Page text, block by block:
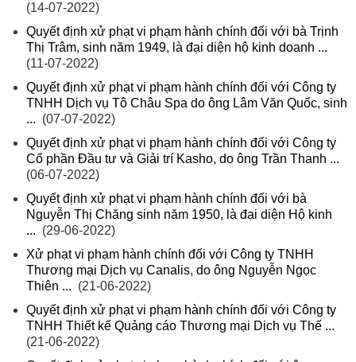
(14-07-2022)
Quyết định xử phạt vi phạm hành chính đối với bà Trịnh
Thị Trâm, sinh năm 1949, là đại diện hộ kinh doanh ...
(11-07-2022)
Quyết định xử phạt vi phạm hành chính đối với Công ty
TNHH Dịch vụ Tô Châu Spa do ông Lâm Văn Quốc, sinh
... (07-07-2022)
Quyết định xử phạt vi phạm hành chính đối với Công ty
Cổ phần Đầu tư và Giải trí Kasho, do ông Trần Thanh ...
(06-07-2022)
Quyết định xử phạt vi phạm hành chính đối với bà
Nguyễn Thị Chăng sinh năm 1950, là đại diện Hộ kinh
... (29-06-2022)
Xử phạt vi phạm hành chính đối với Công ty TNHH
Thương mại Dịch vụ Canalis, do ông Nguyễn Ngọc
Thiên ... (21-06-2022)
Quyết định xử phạt vi phạm hành chính đối với Công ty
TNHH Thiết kế Quảng cáo Thương mại Dịch vụ Thế ...
(21-06-2022)